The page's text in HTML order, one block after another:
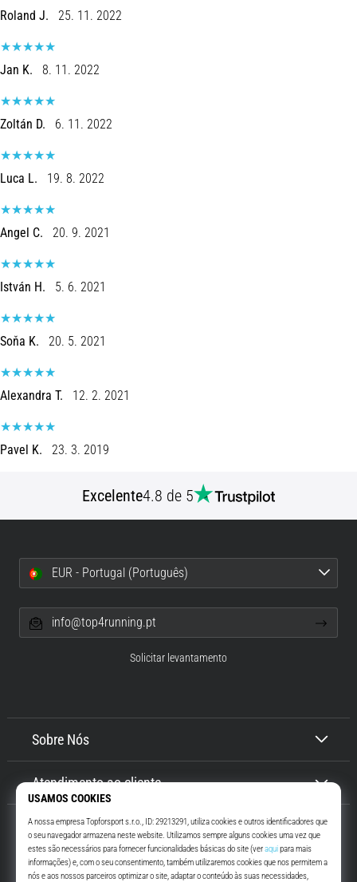
Roland J. 25. 11. 2022
Jan K. 8. 11. 2022
Zoltán D. 6. 11. 2022
Luca L. 19. 8. 2022
Angel C. 20. 9. 2021
István H. 5. 6. 2021
Soňa K. 20. 5. 2021
Alexandra T. 12. 2. 2021
Pavel K. 23. 3. 2019
Excelente4.8 de 5
Sobre Nós
Atendimento ao cliente
EUR - Portugal (Português)
info@top4running.pt
Solicitar levantamento